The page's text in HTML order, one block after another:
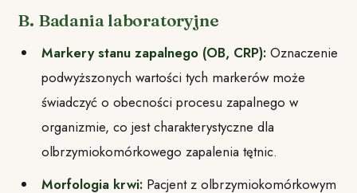
B. Badania laboratoryjne
Markery stanu zapalnego (OB, CRP):Oznaczenie
podwyższonych wartości tych markerów może
świadczyć o obecności procesu zapalnego w
organizmie, co jest charakterystyczne dla
olbrzymiokomórkowego zapalenia tętnic.
Morfologia krwi: Pacjent z olbrzymiokomórkowym